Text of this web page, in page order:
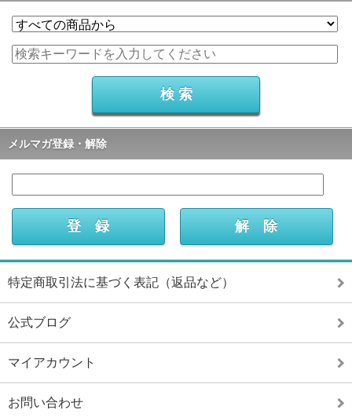
メルマガ登録・解除
特定商取引法に基づく表記（返品など）
公式ブログ
マイアカウント
お問い合わせ